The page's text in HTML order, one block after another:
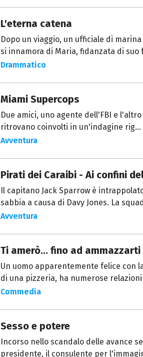
L'eterna catena
Dopo un viaggio, un ufficiale di
si innamora di Maria, fidanzata di suo
Drammatico
Miami Supercops
Due amici, uno agente dell'FBI e
ritrovano coinvolti in un'indagine rig...
Avventura
Pirati dei Caraibi - Ai confini
Il capitano Jack Sparrow è
sabbia a causa di Davy Jones. La
Avventura
Ti amerò... fino ad ammazzarti
Un uomo apparentemente felice con
di una pizzeria, ha numerose relazioni
Commedia
Sesso e potere
Incorso nello scandalo delle avance
presidente, il consulente per